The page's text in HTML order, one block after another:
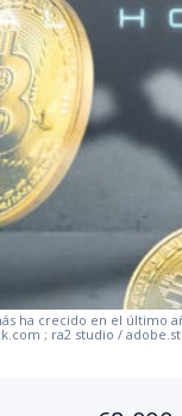
ha crecido en el último
; ra2 studio /